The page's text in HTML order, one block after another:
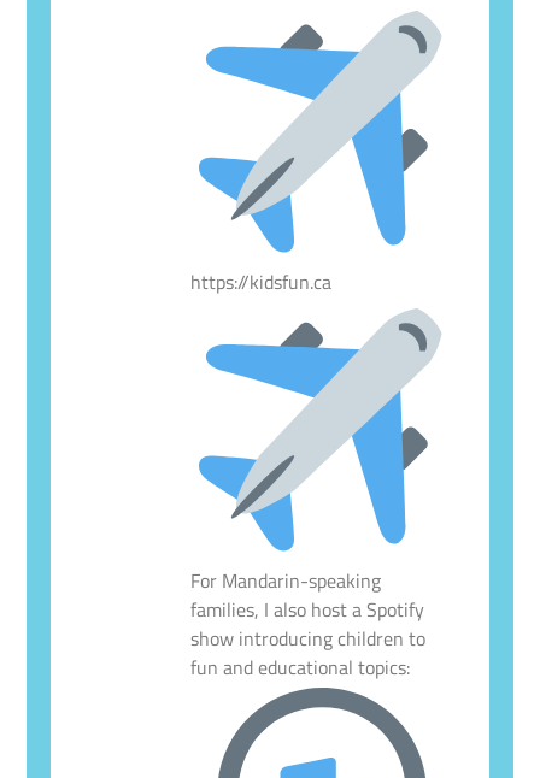
https://kidsfun.ca
For Mandarin-speaking
families, I also host a Spotify
show introducing children to
fun and educational topics: